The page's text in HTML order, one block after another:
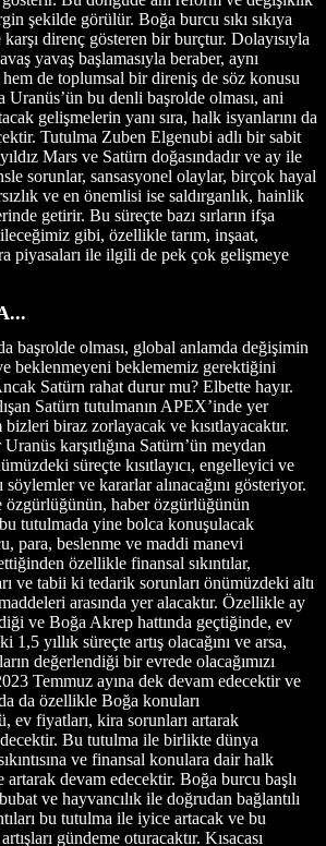
şekilde görülür. Boğa burcu sıkı sıkıya
direnç gösteren bir burçtur. Dolayısıyla
yavaş başlamasıyla beraber, aynı
de toplumsal bir direniş de söz konusu
Uranüs’ün bu denli başrolde olması, ani
gelişmelerin yanı sıra, halk isyanlarını da
Tutulma Zuben Elgenubi adlı bir sabit
Mars ve Satürn doğasındadır ve ay ile
sorunlar, sansasyonel olaylar, birçok hayal
ve en önemlisi ise saldırganlık, hainlik
getirir. Bu süreçte bazı sırların ifşa
gibi, özellikle tarım, inşaat,
piyasaları ile ilgili de pek çok gelişmeye
başrolde olması, global anlamda değişimin
beklenmeyeni beklememiz gerektiğini
Satürn rahat durur mu? Elbette hayır.
Satürn tutulmanın APEX’inde yer
bizleri biraz zorlayacak ve kısıtlayacaktır.
karşıtlığına Satürn’ün meydan
süreçte kısıtlayıcı, engelleyici ve
söylemler ve kararlar alınacağını gösteriyor.
haber özgürlüğünün
tutulmada yine bolca konuşulacak
para, beslenme ve maddi manevi
özellikle finansal sıkıntılar,
ve tabii ki tedarik sorunları önümüzdeki altı
arasında yer alacaktır. Özellikle ay
ve Boğa Akrep hattında geçtiğinde, ev
1,5 yıllık süreçte artış olacağını ve arsa,
değerlendiği bir evrede olacağımızı
Temmuz ayına dek devam edecektir ve
da özellikle Boğa konuları
ev fiyatları, kira sorunları artarak
Bu tutulma ile birlikte dünya
ve finansal konulara dair halk
artarak devam edecektir. Boğa burcu başlı
ve hayvancılık ile doğrudan bağlantılı
bu tutulma ile iyice artacak ve bu
gündeme oturacaktır. Kısacası